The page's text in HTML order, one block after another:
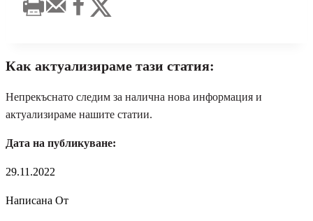
Как актуализираме тази статия:
Непрекъснато следим за налична нова информация и
актуализираме нашите статии.
Дата на публикуване:
29.11.2022
Написана От